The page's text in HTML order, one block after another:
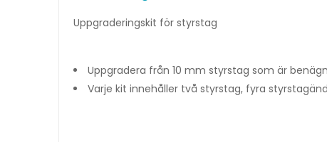
Uppgraderingskit för styrstag
Uppgradera från 10 mm styrstag som är
Varje kit innehåller två styrstag, fyra